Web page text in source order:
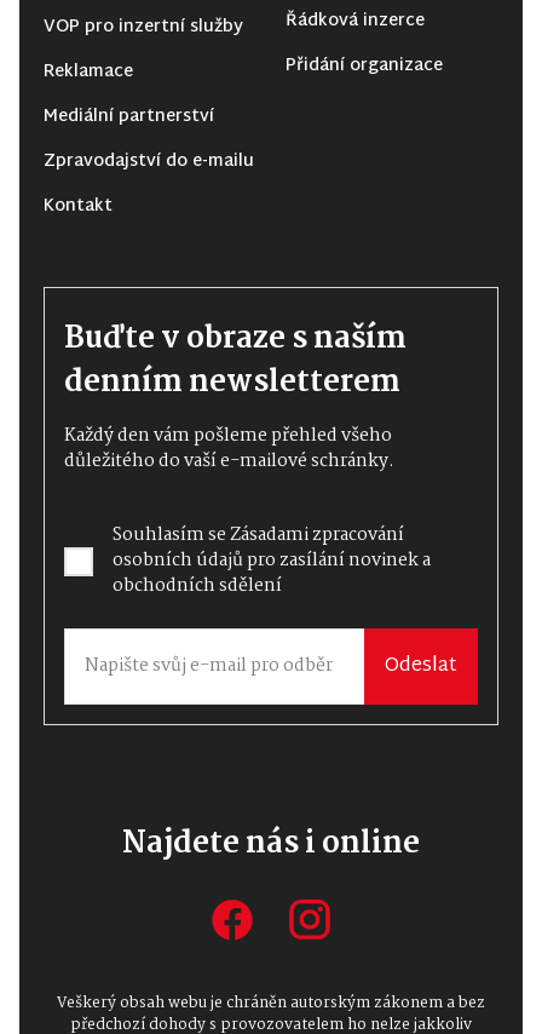
VOP pro inzertní služby
Reklamace
Mediální partnerství
Zpravodajství do e-mailu
Kontakt
Řádková inzerce
Přidání organizace
Buďte v obraze s naším
denním newsletterem
Každý den vám pošleme přehled všeho
důležitého do vaší e-mailové schránky.
Souhlasím seZásadami zpracování
osobních údajůpro zasílání novinek a
obchodních sdělení
Odeslat
Najdete nás i online
Veškerý obsah webu je chráněn autorským zákonem a bez
předchozí dohody s provozovatelem ho nelze jakkoliv